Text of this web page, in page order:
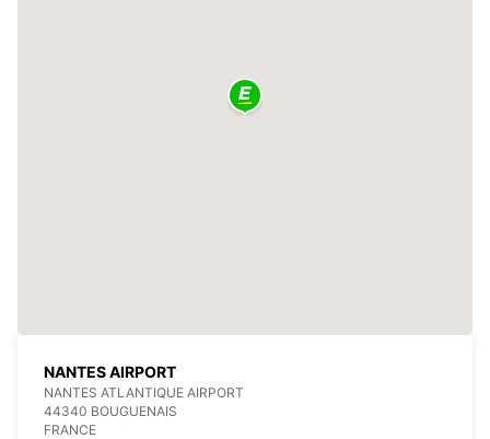
NANTES AIRPORT
NANTES ATLANTIQUE AIRPORT
44340 BOUGUENAIS
FRANCE